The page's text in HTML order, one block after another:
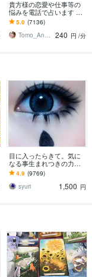
貴方様の恋愛や仕事等の
悩みを電話で占います タ
ロットカード、オラクル
カード、ルノルマンカー
ドを使用します
5.0 (7136)
Tomo_Angel7
240 円 /分
目に入ったらきて。気に
なる事生まれつきの力で
視ます 視ましょう恋愛や
仕事などこの先など
4.9 (9769)
syuri
1,500 円